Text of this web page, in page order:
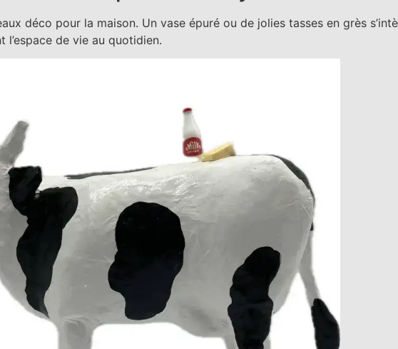
déco pour la maison. Un vase épuré ou de jolies tasses en grès
de vie au quotidien.